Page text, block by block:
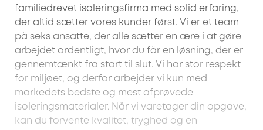
familiedrevet isoleringsfirma med solid erfaring,
der altid sætter vores kunder først. Vi er et team
på seks ansatte, der alle sætter en ære i at gøre
arbejdet ordentligt, hvor du får en løsning, der er
gennemtænkt fra start til slut. Vi har stor respekt
for miljøet, og derfor arbejder vi kun med
markedets bedste og mest afprøvede
isoleringsmaterialer. Når vi varetager din opgave,
kan du forvente kvalitet, tryghed og en